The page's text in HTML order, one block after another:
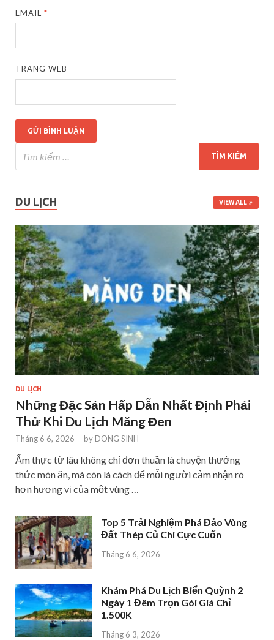
EMAIL*
TRANG WEB
DU LỊCH VIEW ALL
DU LỊCH
Những Đặc Sản Hấp Dẫn Nhất Định Phải
Thử Khi Du Lịch Măng Đen
Tháng 6 6, 2026 - by DONG SINH
Ẩm thực từ lâu không chỉ đơn thuần là chuyện thưởng
thức món ăn, mà còn là cách để mỗi người cảm nhận rõ
hơn hương vị của một vùng …
Top 5 Trải Nghiệm Phá Đảo Vùng
Đất Thép Củ Chi Cực Cuốn
Tháng 6 6, 2026
Khám Phá Du Lịch Biển Quỳnh 2
Ngày 1 Đêm Trọn Gói Giá Chỉ
1.500K
Tháng 6 3, 2026